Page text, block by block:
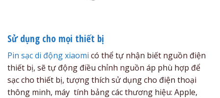
Sử dụng cho mọi thiết bị
Pin sạc di động xiaomi có thể tự nhận biết nguồn điện
thiết bị, sẽ tự động điều chỉnh nguồn áp phù hợp để
sạc cho thiết bị, tượng thích sử dụng cho điện thoại
thông minh, máy tính bảng các thương hiệu: Apple,